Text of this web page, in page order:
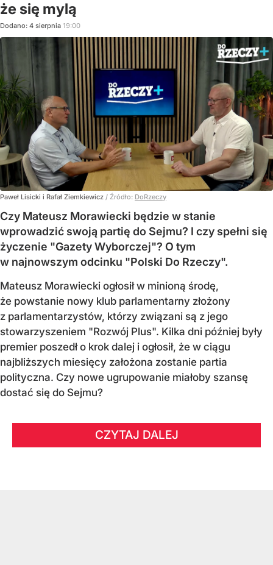
że się mylą
Dodano: 4 sierpnia 19:00
Paweł Lisicki i Rafał Ziemkiewicz / Źródło: DoRzeczy
Czy Mateusz Morawiecki będzie w stanie
wprowadzić swoją partię do Sejmu? I czy spełni się
życzenie "Gazety Wyborczej"? O tym
w najnowszym odcinku "Polski Do Rzeczy".
Mateusz Morawiecki ogłosił w minioną środę,
że powstanie nowy klub parlamentarny złożony
z parlamentarzystów, którzy związani są z jego
stowarzyszeniem "Rozwój Plus". Kilka dni później były
premier poszedł o krok dalej i ogłosił, że w ciągu
najbliższych miesięcy założona zostanie partia
polityczna. Czy nowe ugrupowanie miałoby szansę
dostać się do Sejmu?
CZYTAJ DALEJ